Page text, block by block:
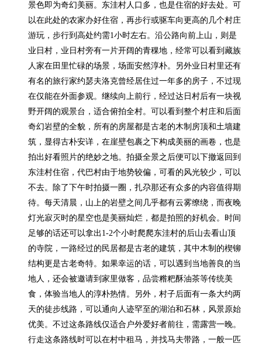
景色即为奇幻美丽。东洼村人口多，也是住宿的好去处。可
以在此处的农家办好住宿，再步行或驱车向更高的几个村庄
游玩，步行到高处约需1小时左右。沿公路向前上山，则是
业日村，业日村旁有一片开阔的青稞地，经常可以看到藏族
人家在田里忙碌的场景，场面安然淳朴。另外业日村里还有
有名的旅行家约瑟夫洛克曾经居住过一年多的房子，不过现
在仅能在外面参观。继续向上前行，经过达日村后有一块视
野开阔的观景台，适合俯拍全村。可以看到整个村庄和后面
奇幻岩壁的全貌，所有的房屋都是古老的木制房顶和土墙建
筑，显得古朴安详，在崖壁包裹之下构成美丽的画卷，也是
拍出好看照片的绝妙之地。拍摄全景之后便可以下撤返回到
东洼村住宿，代巴村由于地势较偏，可看的风光较少，可以
不去。除了下午时拍摄一圈，扎尕那还有众多的内容值得期
待。每天清晨，山上的岩壁之间几乎都有云雾缭绕，而夜晚
灯光寂灭时的星空也是美丽灿烂，都是拍照的好机会。时间
足够的话还可以拿出1-2个小时爬爬东洼村的后山去看山顶
的寺院，一路经过的民居都是古老的建筑，其中木制的楔铆
结构更是古老奇特。如果幸运的话，可以遇到当地善良的当
地人，还会被邀请到家里做客，品尝糌粑酥油茶等传统美
食，体验当地人的淳朴热情。另外，村子后面有一条大约两
天的徒步线路，可以通向人迹罕至的湖泊和石林，风景原始
优美。不过这条路线仅适合户外爱好者前往，需露营一晚。
行走这条路线时可以在村中租马，并找马夫带路，一般一匹